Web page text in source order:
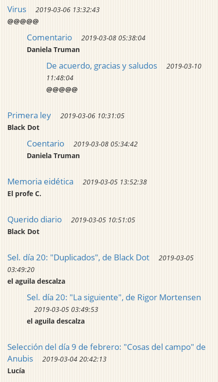
Virus
2019-03-06 13:32:43
@@@@@
Comentario
2019-03-08 05:38:04
Daniela Truman
De acuerdo, gracias y saludos
2019-03-10
11:48:04
@@@@@
Primera ley
2019-03-06 10:31:05
Black Dot
Coentario
2019-03-08 05:34:42
Daniela Truman
Memoria eidética
2019-03-05 13:52:38
El profe C.
Querido diario
2019-03-05 10:51:05
Black Dot
Sel. día 20: "Duplicados", de Black Dot
2019-03-05
03:49:20
el aguila descalza
Sel. día 20: "La siguiente", de Rigor Mortensen
2019-03-05 03:49:53
el aguila descalza
Selección del día 9 de febrero: "Cosas del campo" de
Anubis
2019-03-04 20:42:13
Lucía